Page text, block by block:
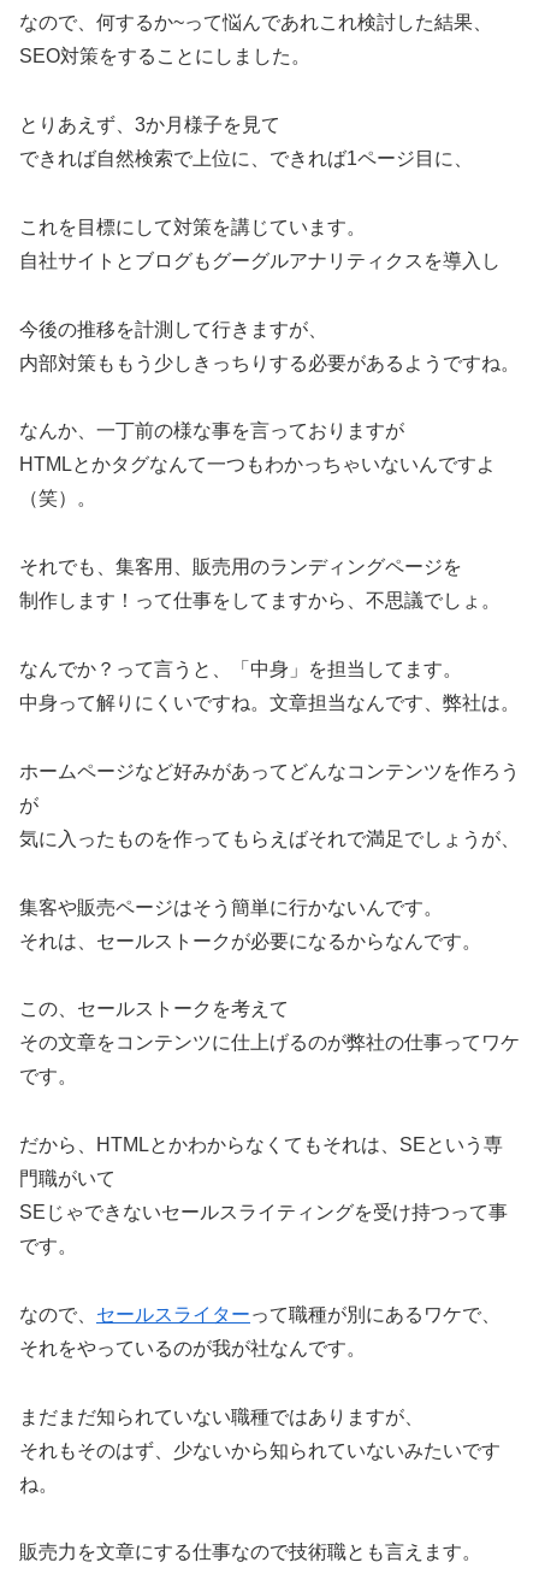
なので、何するか~って悩んであれこれ検討した結果、
SEO対策をすることにしました。
とりあえず、3か月様子を見て
できれば自然検索で上位に、できれば1ページ目に、
これを目標にして対策を講じています。
自社サイトとブログもグーグルアナリティクスを導入し
今後の推移を計測して行きますが、
内部対策ももう少しきっちりする必要があるようですね。
なんか、一丁前の様な事を言っておりますが
HTMLとかタグなんて一つもわかっちゃいないんですよ
（笑）。
それでも、集客用、販売用のランディングページを
制作します！って仕事をしてますから、不思議でしょ。
なんでか？って言うと、「中身」を担当してます。
中身って解りにくいですね。文章担当なんです、弊社は。
ホームページなど好みがあってどんなコンテンツを作ろう
が
気に入ったものを作ってもらえばそれで満足でしょうが、
集客や販売ページはそう簡単に行かないんです。
それは、セールストークが必要になるからなんです。
この、セールストークを考えて
その文章をコンテンツに仕上げるのが弊社の仕事ってワケ
です。
だから、HTMLとかわからなくてもそれは、SEという専
門職がいて
SEじゃできないセールスライティングを受け持つって事
です。
なので、 セールスライターって職種が別にあるワケで、
それをやっているのが我が社なんです。
まだまだ知られていない職種ではありますが、
それもそのはず、少ないから知られていないみたいです
ね。
販売力を文章にする仕事なので技術職とも言えます。